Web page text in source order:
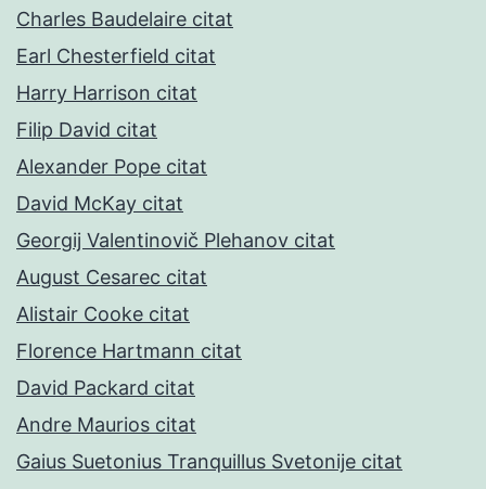
Charles Baudelaire citat
Earl Chesterfield citat
Harry Harrison citat
Filip David citat
Alexander Pope citat
David McKay citat
Georgij Valentinovič Plehanov citat
August Cesarec citat
Alistair Cooke citat
Florence Hartmann citat
David Packard citat
Andre Maurios citat
Gaius Suetonius Tranquillus Svetonije citat